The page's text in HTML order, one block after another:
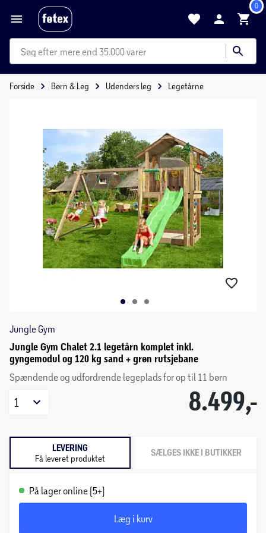
0
mere end 35.000 varer
Forside Børn & Leg Udendørs leg Legetårne
Jungle Gym
Jungle Gym Chalet 2.1 legetårn komplet inkl.
gyngemodul og 120 kg sand + grøn rutsjebane
Spændende og udfordrende legeplads for op til 11 børn
8.499,-
1
LEVERING
Få leveret produktet SÆLGES IKKE I BUTIKKER
På lager online (5+)
Læg i kurv